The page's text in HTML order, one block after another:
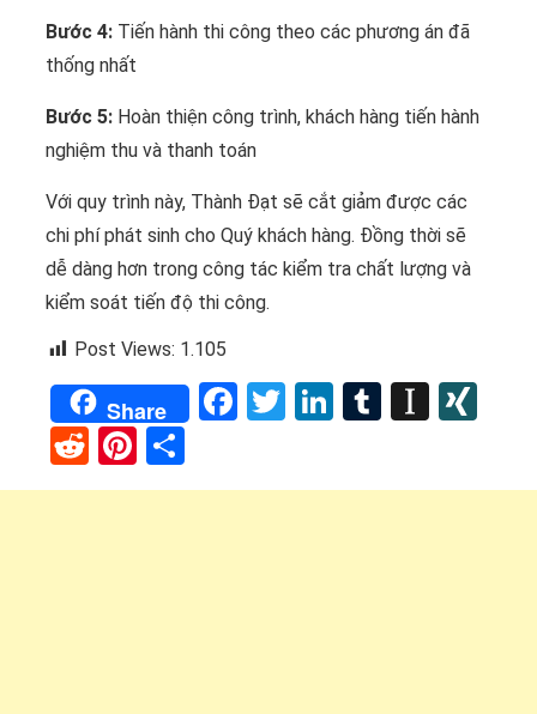
Bước 4: Tiến hành thi công theo các phương án đã
thống nhất
Bước 5: Hoàn thiện công trình, khách hàng tiến hành
nghiệm thu và thanh toán
Với quy trình này, Thành Đạt sẽ cắt giảm được các
chi phí phát sinh cho Quý khách hàng. Đồng thời sẽ
dễ dàng hơn trong công tác kiểm tra chất lượng và
kiểm soát tiến độ thi công.
Post Views: 1.105
Share Facebook
TwitterLinkedIn
Tumblr
RedditPinterest